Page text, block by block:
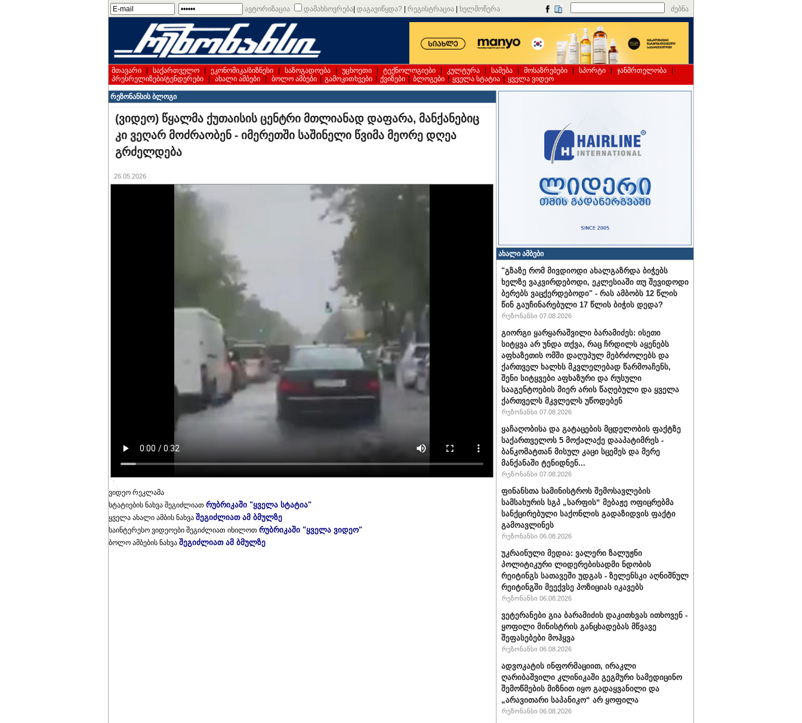
ავტორიზაცია დამახსოვრება დაგავიწყდა? რეგისტრაცია ხელმოწერა ძებნა
მთავარი საქართველო ეკონომიკა/ბიზნესი საზოგადოება უცხოეთი ტექნოლოგიები კულტურა სამება მოსაზრებები სპორტი ჯანმრთელობა
პრესრელიზები/ტენდერები
ახალი ამბები ბოლო ამბები გამოკითხვები ქვიზები ბლოგები ყველა სტატია ყველა ვიდეო
რეზონანსის ბლოგი
(ვიდეო) წყალმა ქუთაისის ცენტრი მთლიანად დაფარა, მანქანებიც
კი ვეღარ მოძრაობენ - იმერეთში საშინელი წვიმა მეორე დღეა
გრძელდება
26.05.2026
ვიდეო რეკლამა
სტატიების ნახვა შეგიძლიათ რუბრიკაში "ყველა სტატია"
ყველა ახალი ამბის ნახვა შეგიძლიათ ამ ბმულზე
საინტერესო ვიდეოები შეგიძლიათ იხილოთ რუბრიკაში "ყველა ვიდეო"
ბოლო ამბების ნახვა შეგიძლიათ ამ ბმულზე
ახალი ამბები
"გზაზე რომ მივდიოდი ახალგაზრდა ბიჭებს
ხელზე ვაკვირდებოდი, ეკლესიაში თუ შევიდოდი
ბერებს ვაცქერდებოდი" - რას ამბობს 12 წლის
წინ გაუჩინარებული 17 წლის ბიჭის დედა?
რეზონანსი 07.08.2026
გიორგი ყარყარაშვილი ბარამიძეს: ისეთი
სიტყვა არ უნდა თქვა, რაც ჩრდილს აყენებს
აფხაზეთის ომში დაღუპულ მებრძოლებს და
ქართველ ხალხს მკვლელებად წარმოაჩენს,
შენი სიტყვები აფხაზური და რუსული
სააგენტოების მიერ არის წაღებული და ყველა
ქართველს მკვლელს უწოდებენ
რეზონანსი 07.08.2026
ყაჩაღობისა და გატაცების მცდელობის ფაქტზე
საქართველოს 5 მოქალაქე დააპატიმრეს -
ბანკომატთან მისულ კაცი სცემეს და მერე
მანქანაში ტენიდნენ...
რეზონანსი 07.08.2026
ფინანსთა სამინისტროს შემოსავლების
სამსახურის სგპ „სარფის“ მებაჟე ოფიცრებმა
სანქცირებული საქონლის გადაზიდვის ფაქტი
გამოავლინეს
რეზონანსი 06.08.2026
უკრაინული მედია: ვალერი ზალუჟნი
პოლიტიკური ლიდერებისადმი ნდობის
რეიტინგს სათავეში უდგას - ზელენსკი აღნიშნულ
რეიტინგში მეექვსე პოზიციას იკავებს
რეზონანსი 06.08.2026
ვეტერანები გია ბარამიძის დაკითხვას ითხოვენ -
ყოფილი მინისტრის განცხადებას მწვავე
შეფასებები მოჰყვა
რეზონანსი 06.08.2026
ადვოკატის ინფორმაციით, ირაკლი
ღარიბაშვილი კლინიკაში გეგმური სამედიცინო
შემოწმების მიზნით იყო გადაყვანილი და
„არავითარი საპანიკო“ არ ყოფილა
რეზონანსი 06.08.2026